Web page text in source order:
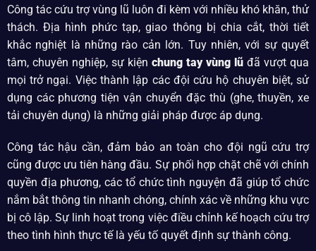
Công tác cứu trợ vùng lũ luôn đi kèm với nhiều khó khăn, thử
thách. Địa hình phức tạp, giao thông bị chia cắt, thời tiết
khắc nghiệt là những rào cản lớn. Tuy nhiên, với sự quyết
tâm, chuyên nghiệp, sự kiện chung tay vùng lũ đã vượt qua
mọi trở ngại. Việc thành lập các đội cứu hộ chuyên biệt, sử
dụng các phương tiện vận chuyển đặc thù (ghe, thuyền, xe
tải chuyên dụng) là những giải pháp được áp dụng.
Công tác hậu cần, đảm bảo an toàn cho đội ngũ cứu trợ
cũng được ưu tiên hàng đầu. Sự phối hợp chặt chẽ với chính
quyền địa phương, các tổ chức tình nguyện đã giúp tổ chức
nắm bắt thông tin nhanh chóng, chính xác về những khu vực
bị cô lập. Sự linh hoạt trong việc điều chỉnh kế hoạch cứu trợ
theo tình hình thực tế là yếu tố quyết định sự thành công.